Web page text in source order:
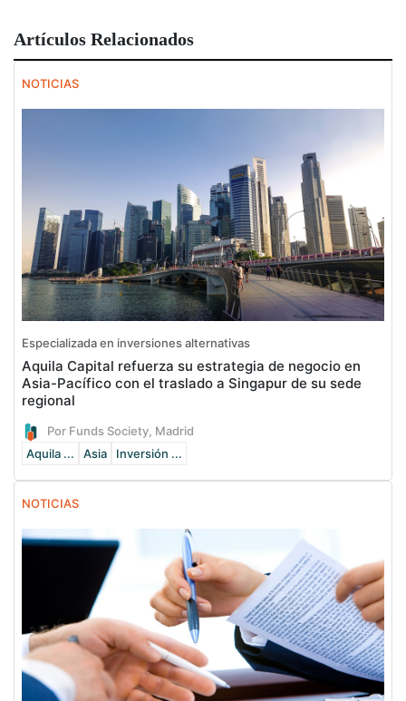
Artículos Relacionados
NOTICIAS
Especializada en inversiones alternativas
Aquila Capital refuerza su estrategia de negocio en
Asia-Pacífico con el traslado a Singapur de su sede
regional
Por Funds Society, Madrid
Aquila ...
Asia Inversión ...
NOTICIAS